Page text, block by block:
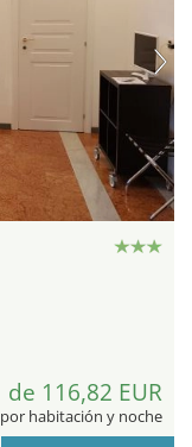
de 116,82 EUR
por habitación y noche